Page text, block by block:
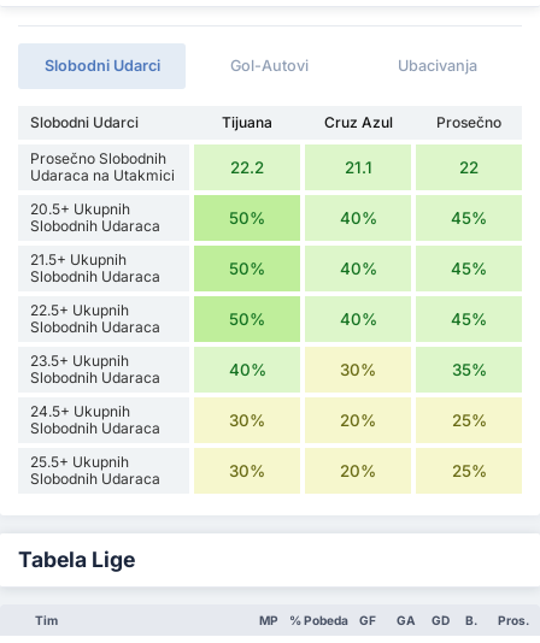
Slobodni Udarci Gol-Autovi Ubacivanja
Slobodni Udarci Tijuana Cruz Azul
Prosečno
Prosečno Slobodnih
Udaraca na Utakmici
22.2 21.1 22
20.5+ Ukupnih
Slobodnih Udaraca
50% 40% 45%
21.5+ Ukupnih
Slobodnih Udaraca
50% 40% 45%
22.5+ Ukupnih
Slobodnih Udaraca
50% 40% 45%
23.5+ Ukupnih
Slobodnih Udaraca
40% 30% 35%
24.5+ Ukupnih
Slobodnih Udaraca
30% 20% 25%
25.5+ Ukupnih
Slobodnih Udaraca
30% 20% 25%
Tabela Lige
Tim MP % Pobeda GF GA GD B. Pros.